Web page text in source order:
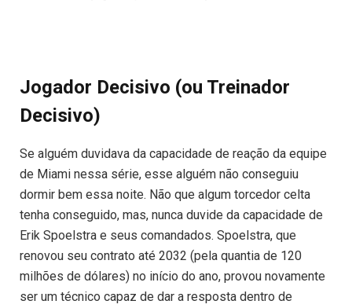
Jogador Decisivo (ou Treinador
Decisivo)
Se alguém duvidava da capacidade de reação da equipe
de Miami nessa série, esse alguém não conseguiu
dormir bem essa noite. Não que algum torcedor celta
tenha conseguido, mas, nunca duvide da capacidade de
Erik Spoelstra e seus comandados. Spoelstra, que
renovou seu contrato até 2032 (pela quantia de 120
milhões de dólares) no início do ano, provou novamente
ser um técnico capaz de dar a resposta dentro de